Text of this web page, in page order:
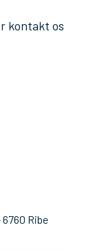
kontakt os
Ribe